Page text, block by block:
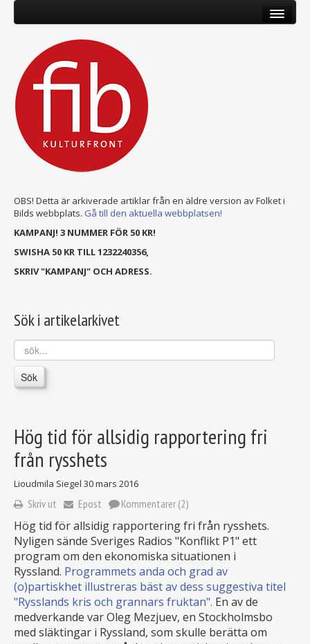
OBS! Detta är arkiverade artiklar från en äldre version av Folket i
Bilds webbplats. Gå till den aktuella webbplatsen!
KAMPANJ! 3 NUMMER FÖR 50 KR!
SWISHA 50 KR TILL 1232240356,
SKRIV "KAMPANJ" OCH ADRESS.
Sök i artikelarkivet
sök...
Sök
Hög tid för allsidig rapportering fri
från rysshets
Lioudmila Siegel 30 mars 2016
Skriv ut Epost Kommentarer (2)
Hög tid för allsidig rapportering fri från rysshets.
Nyligen sände Sveriges Radios "Konflikt P1" ett
program om den ekonomiska situationen i
Ryssland. Programmets anda och grad av
(o)partiskhet illustreras bäst av dess suggestiva titel
"Rysslands kris och grannars fruktan". En av de
medverkande var Oleg Mezjuev, en Stockholmsbo
med släktingar i Ryssland, som skulle berätta om